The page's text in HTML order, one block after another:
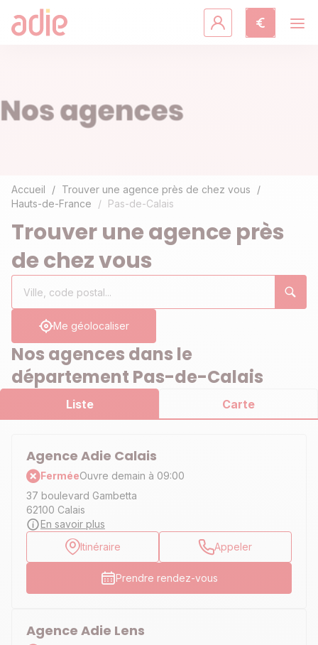
Accompagnement
Agir avec l'Adie
Accueil
Trouver une agence près de chez vous
Hauts-de-France
Pas-de-Calais
Trouver une agence près
de chez vous
Rechercher
établissement
Ville,
code
postal...
0
résultat(s)
trouvé(s)
Me géolocaliser
Nos agences dans le
département Pas-de-Calais
Liste Carte
Agence Adie Calais
FerméeOuvre demain à 09:00
37 boulevard Gambetta
62100 Calais
En savoir plus
Itinéraire
Appeler
Prendre rendez-vous
Agence Adie Lens